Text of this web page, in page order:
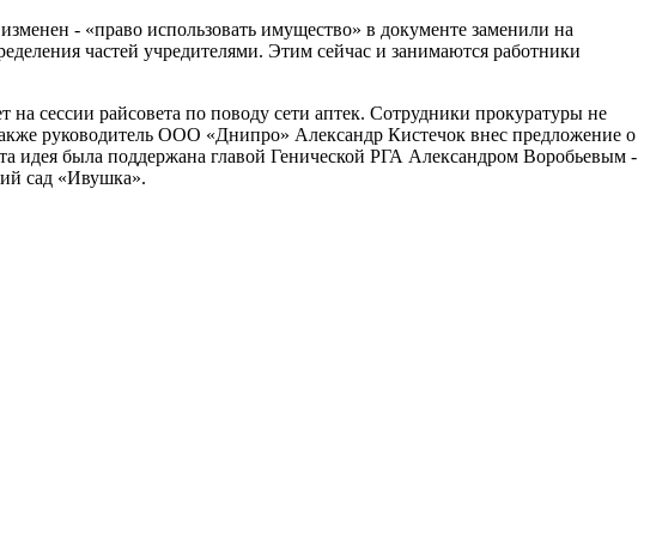
- «право использовать имущество» в документе заменили на
частей учредителями. Этим сейчас и занимаются работники
на сессии райсовета по поводу сети аптек. Сотрудники прокуратуры не
руководитель ООО «Днипро» Александр Кистечок внес предложение о
идея была поддержана главой Генической РГА Александром Воробьевым -
сад «Ивушка».